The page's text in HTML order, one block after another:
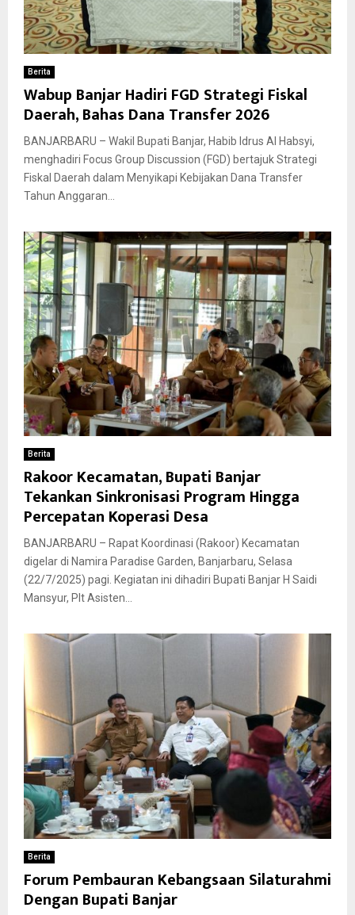
Berita
Wabup Banjar Hadiri FGD Strategi Fiskal
Daerah, Bahas Dana Transfer 2026
BANJARBARU – Wakil Bupati Banjar, Habib Idrus Al Habsyi,
menghadiri Focus Group Discussion (FGD) bertajuk Strategi
Fiskal Daerah dalam Menyikapi Kebijakan Dana Transfer
Tahun Anggaran...
Berita
Rakoor Kecamatan, Bupati Banjar
Tekankan Sinkronisasi Program Hingga
Percepatan Koperasi Desa
BANJARBARU – Rapat Koordinasi (Rakoor) Kecamatan
digelar di Namira Paradise Garden, Banjarbaru, Selasa
(22/7/2025) pagi. Kegiatan ini dihadiri Bupati Banjar H Saidi
Mansyur, Plt Asisten...
Berita
Forum Pembauran Kebangsaan Silaturahmi
Dengan Bupati Banjar